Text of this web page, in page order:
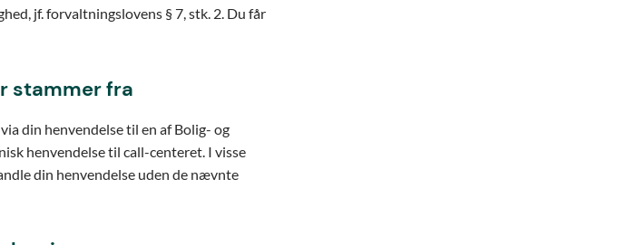
jf. forvaltningslovens § 7, stk. 2. Du får
stammer fra
din henvendelse til en af Bolig- og
henvendelse til call-centeret. I visse
din henvendelse uden de nævnte